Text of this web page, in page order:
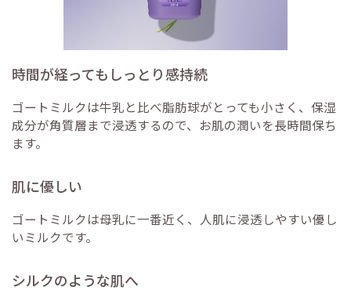
時間が経ってもしっとり感持続
ゴートミルクは牛乳と比べ脂肪球がとっても小さく、保湿
成分が角質層まで浸透するので、お肌の潤いを長時間保ち
ます。
肌に優しい
ゴートミルクは母乳に一番近く、人肌に浸透しやすい優し
いミルクです。
シルクのような肌へ